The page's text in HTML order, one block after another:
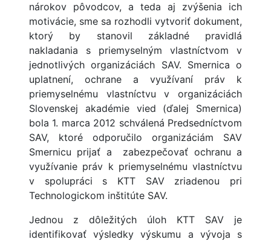
nárokov pôvodcov, a teda aj zvýšenia ich
motivácie, sme sa rozhodli vytvoriť dokument,
ktorý by stanovil základné pravidlá
nakladania s priemyselným vlastníctvom v
jednotlivých organizáciách SAV. Smernica o
uplatnení, ochrane a využívaní práv k
priemyselnému vlastníctvu v organizáciách
Slovenskej akadémie vied (ďalej Smernica)
bola 1. marca 2012 schválená Predsedníctvom
SAV, ktoré odporučilo organizáciám SAV
Smernicu prijať a zabezpečovať ochranu a
využívanie práv k priemyselnému vlastníctvu
v spolupráci s KTT SAV zriadenou pri
Technologickom inštitúte SAV.
Jednou z dôležitých úloh KTT SAV je
identifikovať výsledky výskumu a vývoja s